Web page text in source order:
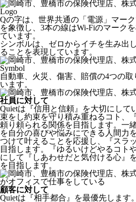
Logo
Qの字は、世界共通の「電源」マー
を象徴し、3本の線はWi-Fiのマーク
ています。
シンボルは、ゼロからイチを生み出
ることを表現しています。
Symbol
自動車、火災、傷害、賠償の4つの
います。
社員に対して
Quietは『信用と信頼』を大切にして
束をし約束を守り積み重ねるコト、
頼り頼られる関係を目指します。一
を自分の喜びや悩みにできる人間力
つけて叶えることを応援し、『スラ
目指します。『ゆるいけどやるコト
にして『しあわせだと気付ける心』
を目指します。
顧客に対して
Quietは『相手都合』を最優先します。